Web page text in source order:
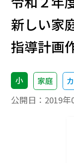
新しい家
指導計画
小 家庭
公開日： 2019年